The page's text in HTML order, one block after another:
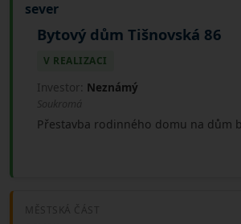
sever
Bytový dům Tišnovská 86
V REALIZACI
Investor: Neznámý
Soukromá
Přestavba rodinného domu na dům
MĚSTSKÁ ČÁST